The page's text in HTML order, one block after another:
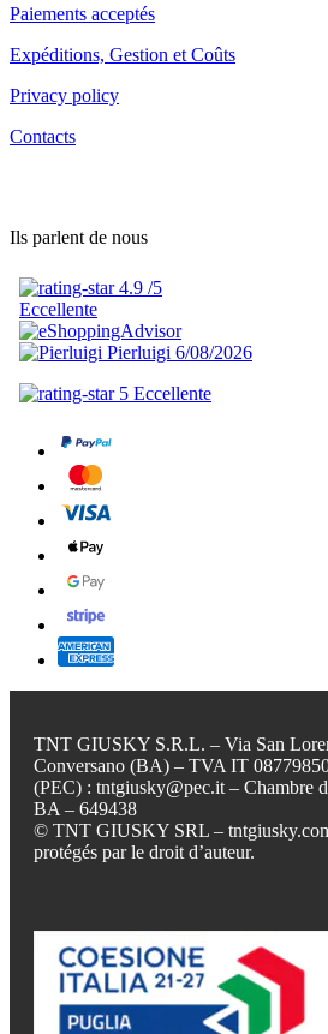
Paiements acceptés
Expéditions, Gestion et Coûts
Privacy policy
Contacts
Ils parlent de nous
TNT GIUSKY S.R.L. – Via San
Conversano (BA) – TVA IT
(PEC) : tntgiusky@pec.it – Chambre
BA – 649438
© TNT GIUSKY SRL –
protégés par le droit d’auteur.